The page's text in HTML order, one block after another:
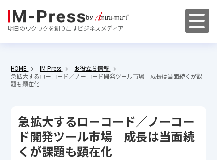
明日のワクワクを創り出すビジネスメディア
HOME IM-Press
お役立ち情報
急拡大するローコード／ノーコード開発ツール市場 成長は当面続くが課
題も顕在化
急拡大するローコード／ノーコー
ド開発ツール市場 成長は当面続
くが課題も顕在化